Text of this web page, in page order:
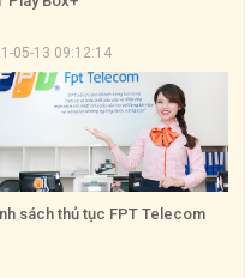
05-13 09:12:14
sách thủ tục FPT Telecom